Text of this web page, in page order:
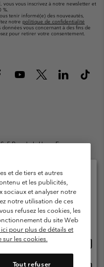
vous vous inscrivez à notre newsletter et
%.
tenir informé(e) des nouveautés,
notre politique de confidentialité
vous concernant à des fins de
pour retirer votre consentement.
5 Rue de la Haye, Espace
par l'utilisateur
Impressum
14h à 18h
et de tiers et autres
et les publicités,
sociaux et analyser notre
notre utilisation de ces
refusez les cookies, les
du site Web
pour plus de détails et
les cookies.
Tout refuser
pays d’expédition et
disponibles
ligne